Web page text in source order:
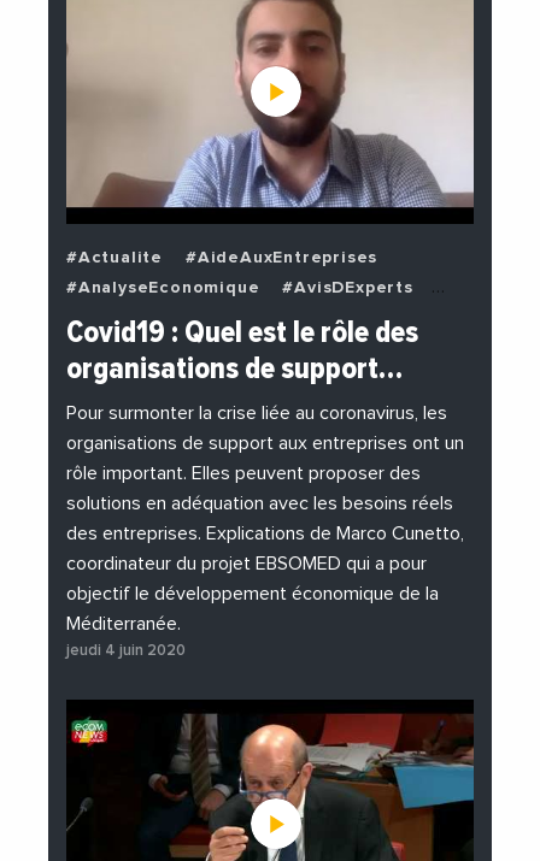
#Actualite
#AideAuxEntreprises
#AnalyseEconomique
#AvisDExperts
#BuzzNews
#Decideurs
#EchangesMediterraneens
#EnDirectDe
#Entreprises
#Institutions
#PhotosEtVideos
Covid19 : Quel est le rôle des
organisations de support…
Pour surmonter la crise liée au coronavirus, les
organisations de support aux entreprises ont un
rôle important. Elles peuvent proposer des
solutions en adéquation avec les besoins réels
des entreprises. Explications de Marco Cunetto,
coordinateur du projet EBSOMED qui a pour
objectif le développement économique de la
Méditerranée.
jeudi 4 juin 2020